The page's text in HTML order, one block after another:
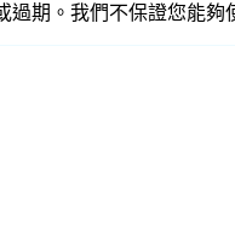
期。我們不保證您能夠